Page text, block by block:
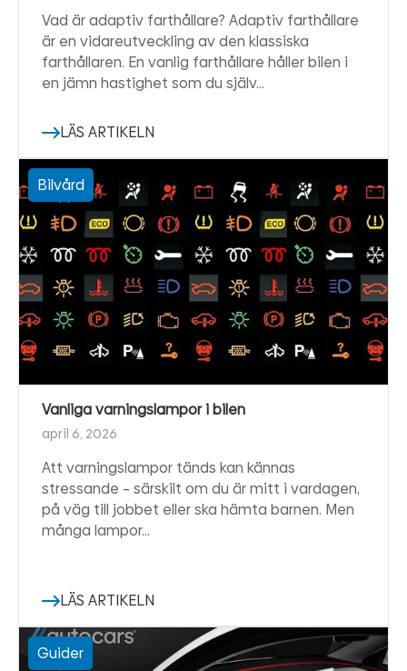
Vad är adaptiv farthållare? Adaptiv farthållare
är en vidareutveckling av den klassiska
farthållaren. En vanlig farthållare håller bilen i
en jämn hastighet som du själv…
LÄS ARTIKELN
Bilvård
Vanliga varningslampor i bilen
april 6, 2026
Att varningslampor tänds kan kännas
stressande – särskilt om du är mitt i vardagen,
på väg till jobbet eller ska hämta barnen. Men
många lampor…
LÄS ARTIKELN
Guider